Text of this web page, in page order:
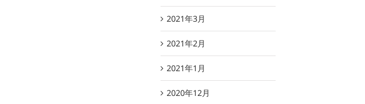
2021年3月
2021年2月
2021年1月
2020年12月